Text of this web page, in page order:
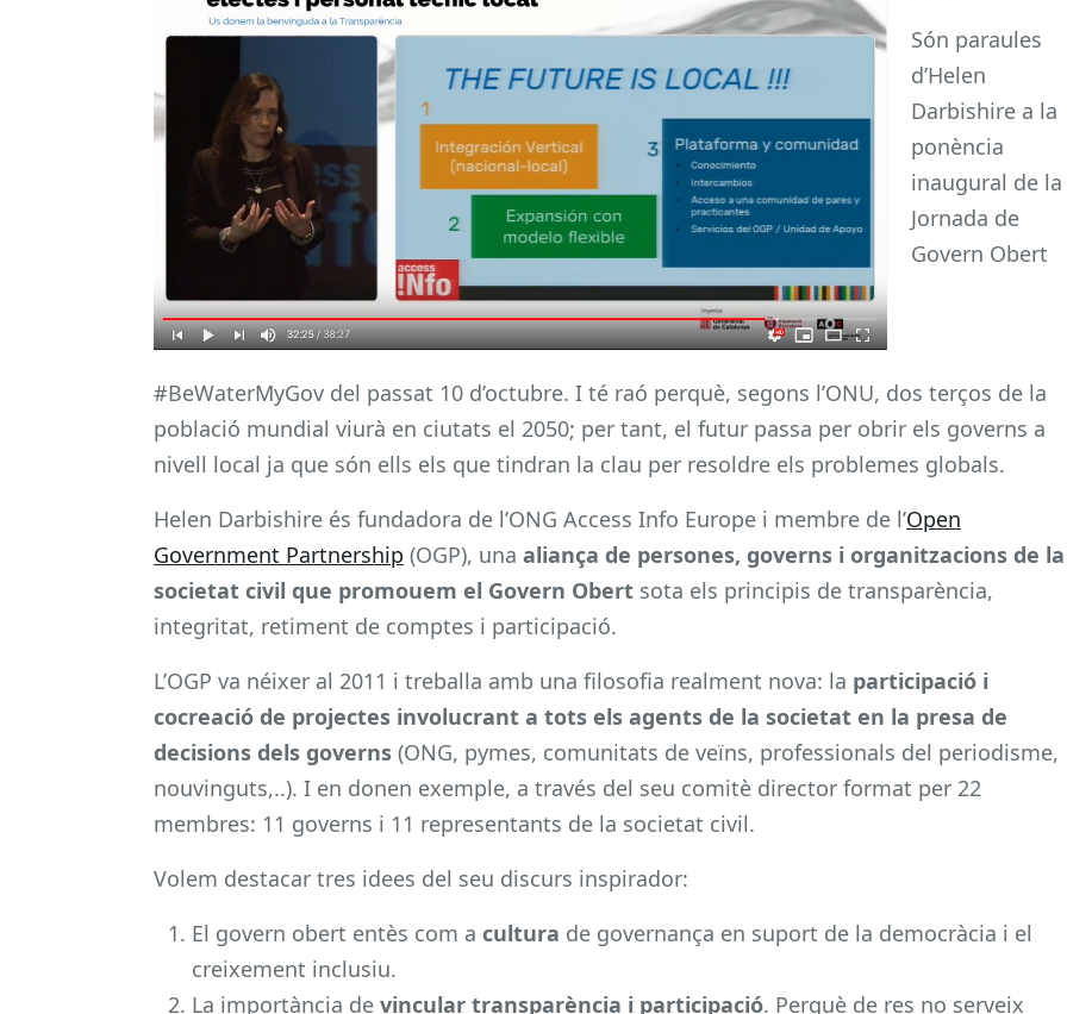
Són paraules
d’Helen
Darbishire a la
ponència
inaugural de la
Jornada de
Govern Obert
#BeWaterMyGov del passat 10 d’octubre. I té raó perquè, segons l’ONU, dos terços de la
població mundial viurà en ciutats el 2050; per tant, el futur passa per obrir els governs a
nivell local ja que són ells els que tindran la clau per resoldre els problemes globals.
Helen Darbishire és fundadora de l’ONG Access Info Europe i membre de l’Open
Government Partnership (OGP), una aliança de persones, governs i organitzacions de la
societat civil que promouem el Govern Obert sota els principis de transparència,
integritat, retiment de comptes i participació.
L’OGP va néixer al 2011 i treballa amb una filosofia realment nova: la participació i
cocreació de projectes involucrant a tots els agents de la societat en la presa de
decisions dels governs (ONG, pymes, comunitats de veïns, professionals del periodisme,
nouvinguts,..). I en donen exemple, a través del seu comitè director format per 22
membres: 11 governs i 11 representants de la societat civil.
Volem destacar tres idees del seu discurs inspirador:
El govern obert entès com a cultura de governança en suport de la democràcia i el
creixement inclusiu.
La importància de vincular transparència i participació. Perquè de res no serveix